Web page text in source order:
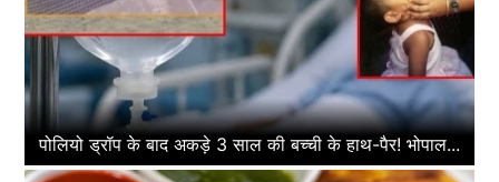
पोलियो ड्रॉप के बाद अकड़े 3 साल की बच्ची के हाथ-पैर! भोपाल...